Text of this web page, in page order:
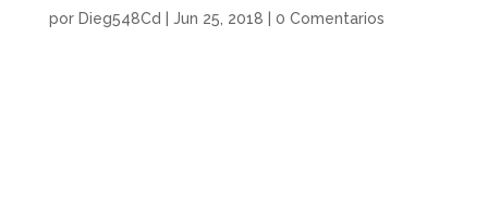
por Dieg548Cd Jun 25, 2018 0 Comentarios